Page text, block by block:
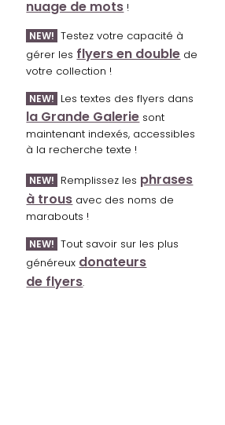
nuage de mots !
NEW! Testez votre capacité à
gérer les flyers en double de
votre collection !
NEW! Les textes des flyers dans
la Grande Galerie sont
maintenant indexés, accessibles
à la recherche texte !
NEW! Remplissez les phrases
à trous avec des noms de
marabouts !
NEW! Tout savoir sur les plus
généreux donateurs
de flyers.